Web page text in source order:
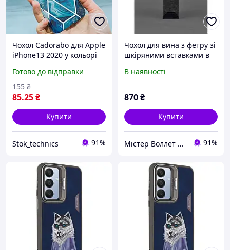
Чохол Cadorabo для Apple
iPhone13 2020 у кольорі
силіконовий чохол ТПУ із
мозаїчним малюнком
Готово до відправки
85.25₴
155 ₴
Купити
Stok_technics 91%
Чохол для вина з фетру зі
шкіряними вставками в
BlankNote BN-WC-1-navy-
В наявності
870₴
Купити
Містер Воллет на Prom.ua 91%